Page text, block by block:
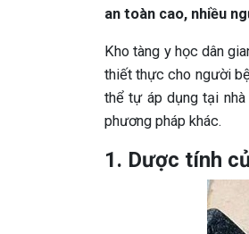
an toàn cao, nhiều
Kho tàng y học dân
thiết thực cho người
thể tự áp dụng tại
phương pháp khác.
1. Dược tính